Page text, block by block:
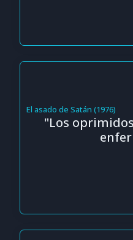
El asado de Satán (1976)
"Los